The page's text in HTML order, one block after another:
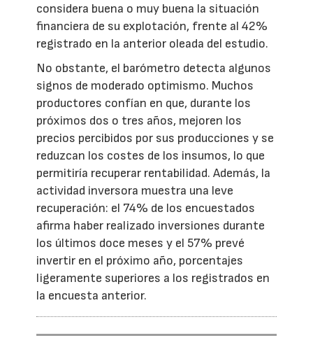
considera buena o muy buena la situación
financiera de su explotación, frente al 42%
registrado en la anterior oleada del estudio.
No obstante, el barómetro detecta algunos
signos de moderado optimismo. Muchos
productores confían en que, durante los
próximos dos o tres años, mejoren los
precios percibidos por sus producciones y se
reduzcan los costes de los insumos, lo que
permitiría recuperar rentabilidad. Además, la
actividad inversora muestra una leve
recuperación: el 74% de los encuestados
afirma haber realizado inversiones durante
los últimos doce meses y el 57% prevé
invertir en el próximo año, porcentajes
ligeramente superiores a los registrados en
la encuesta anterior.